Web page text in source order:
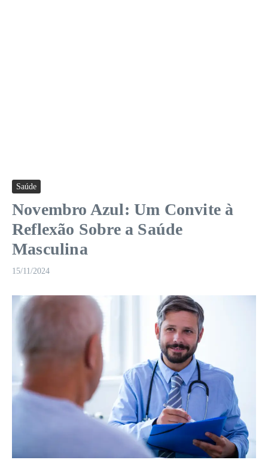
Saúde
Novembro Azul: Um Convite à
Reflexão Sobre a Saúde
Masculina
15/11/2024